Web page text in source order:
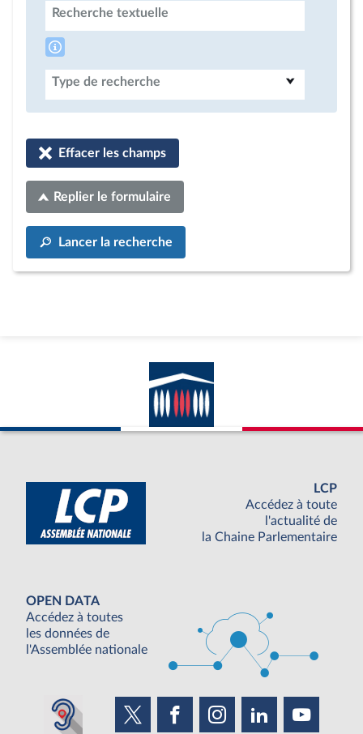
Recherche textuelle
Type de recherche
Effacer les champs
Replier le formulaire
Lancer la recherche
LCP
Accédez à toute
l'actualité de
la Chaine Parlementaire
OPEN DATA
Accédez à toutes
les données de
l'Assemblée nationale